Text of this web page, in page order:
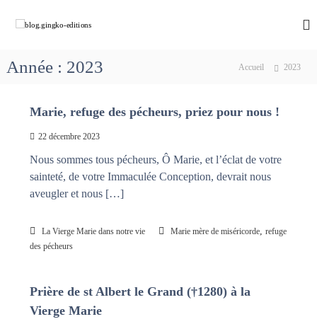
g
g
k
o
e
i
n
e
c
M
a
d
Année : 2023 Accueil 2023
Marie, refuge des pécheurs, priez pour nous !
22 décembre 2023
Nous sommes tous pécheurs, Ô Marie, et l’éclat de votre
sainteté, de votre Immaculée Conception, devrait nous
aveugler et nous […]
La Vierge Marie dans notre vie Marie mère de miséricorde, refuge
des pécheurs
Prière de st Albert le Grand (†1280) à la
Vierge Marie